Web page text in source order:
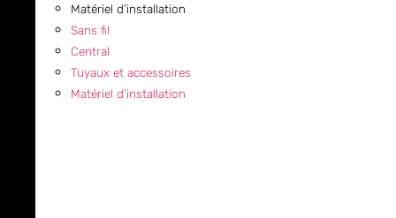
Matériel d’installation
Sans fil
Central
Tuyaux et accessoires
Matériel d’installation